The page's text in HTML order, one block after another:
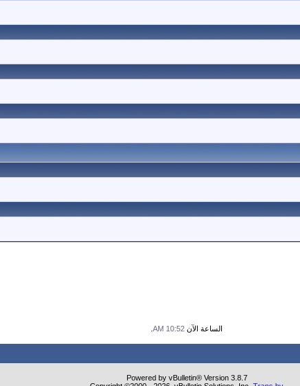
الساعة الآن 10:52 AM
Powered by vBulletin® Version 3.8.7